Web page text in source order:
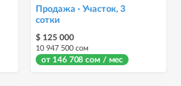
Продажа · Участок, 3
сотки
$ 125 000
10 947 500 сом
от 146 708 сом / мес